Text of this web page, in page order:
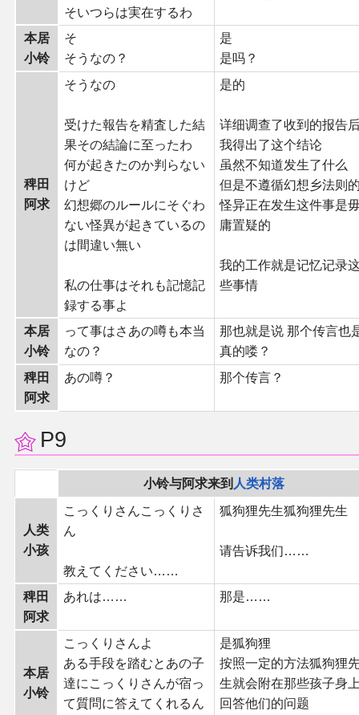
そいつらは実在するわ
本居
小铃
そ
そうなの？
是
是吗？
稗田
阿求
そうなの
受けた報告を精査した結
果その結論に至ったわ
何が起きたのか判らない
けど
幻想郷のルールにそぐわ
ない怪異が起きているの
は間違い無い
私の仕事はそれも記憶記
録する事よ
是的
详细调查了收到的报告
我得出了这个结论
虽然不知道发生了什么
但是不遵循幻想乡法则
怪异正在发生这件事是
庸置疑的
我的工作就是记忆记录
些事情
本居
小铃
って事はさあの噂も本当
なの？
那也就是说 那个传言也
真的喽？
稗田
阿求
あの噂？ 那个传言？
P9
小铃与阿求来到 人类村落
人类
小孩
こっくりさんこっくりさ
ん
教えてください……
狐狗狸先生狐狗狸先生
请告诉我们……
稗田
阿求
あれは…… 那是……
本居
小铃
こっくりさんよ
ある手段を踏むとあの子
達にこっくりさんが宿っ
て質問に答えてくれるん
是狐狗狸
按照一定的方法狐狗狸
生就会附在那些孩子身
回答他们的问题